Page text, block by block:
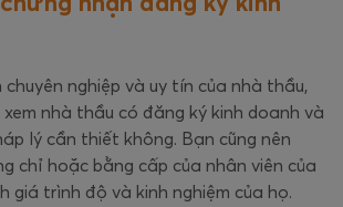
nghiệp và uy tín của nhà thầu,
nhà thầu có đăng ký kinh doanh và
lý cần thiết không. Bạn cũng nên
chỉ hoặc bằng cấp của nhân viên của
giá trình độ và kinh nghiệm của họ.